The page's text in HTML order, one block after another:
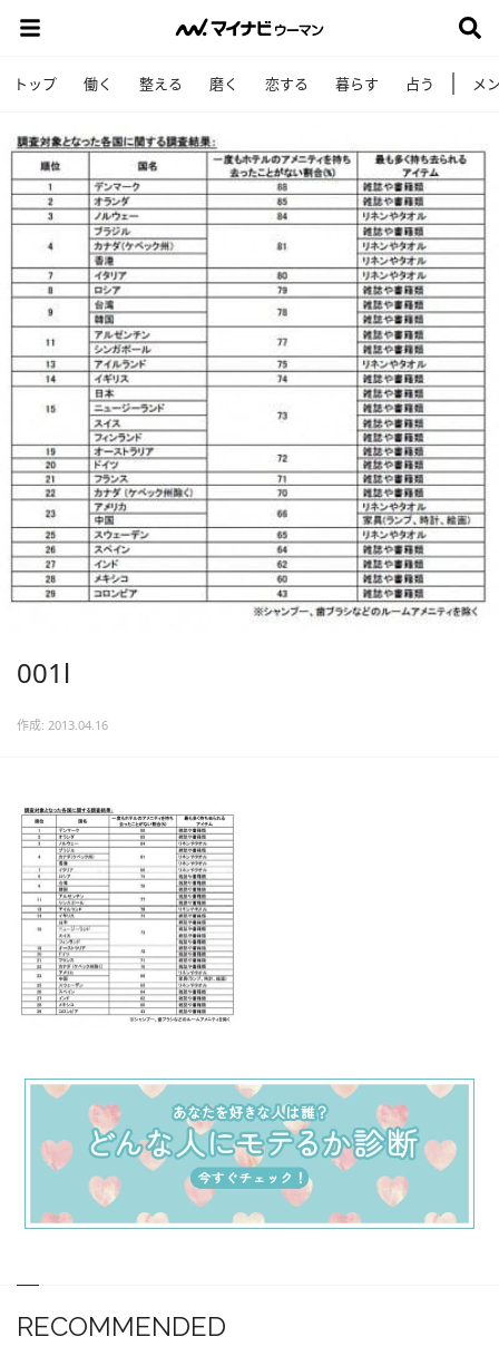
トップ 働く 整える 磨く 恋する 暮らす 占う メ
001l
作成: 2013.04.16
RECOMMENDED